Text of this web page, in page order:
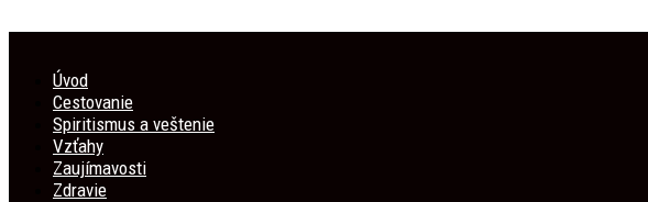
Úvod
Cestovanie
Spiritismus a veštenie
Vzťahy
Zaujímavosti
Zdravie